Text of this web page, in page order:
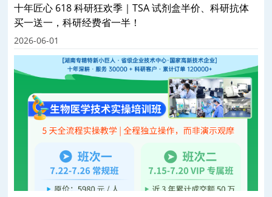
十年匠心 618 科研狂欢季｜TSA 试剂盒半价、科研抗体
买一送一，科研经费省一半！
2026-06-01